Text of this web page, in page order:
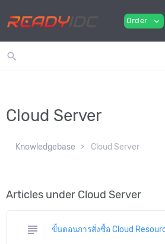
Order expand_more
search
Cloud Server
Knowledgebase Cloud Server
Articles under Cloud Server
subject ขั้นตอนการสั่งซื้อ Cloud